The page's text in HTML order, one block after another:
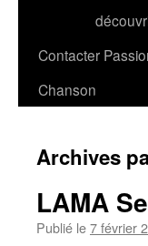
Contacter
Chanson
Archives
LAMA
Publié le7 février